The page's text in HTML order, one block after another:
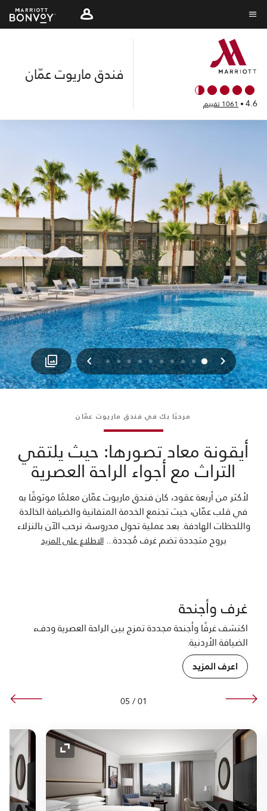
Skip
to
main
content
نص القائمة
4.6
•1061 تقييم
فندق ماريوت عمّان
السابق
0
1
2
3
4
5
6
7
8
9 التالي
مرحبًا بك في فندق ماريوت عمّان
أيقونة معاد تصورها: حيث يلتقي
التراث مع أجواء الراحة العصرية
لأكثر من أربعة عقود، كان فندق ماريوت عمّان معلمًا موثوقًا به
في قلب عمّان، حيث تجتمع الخدمة المتفانية والضيافة الخالدة
واللحظات الهادفة. بعد عملية تحول مدروسة، نرحب الآن بالنزلاء
بروح متجددة تضم غرف مُجددة... الاطلاع على المزيد
غرف وأجنحة
اكتشف غرفًا وأجنحة مجددة تمزج بين الراحة العصرية ودفء
الضيافة الأردنية.
اعرف المزيد
01
/
05
رمز التوسيع